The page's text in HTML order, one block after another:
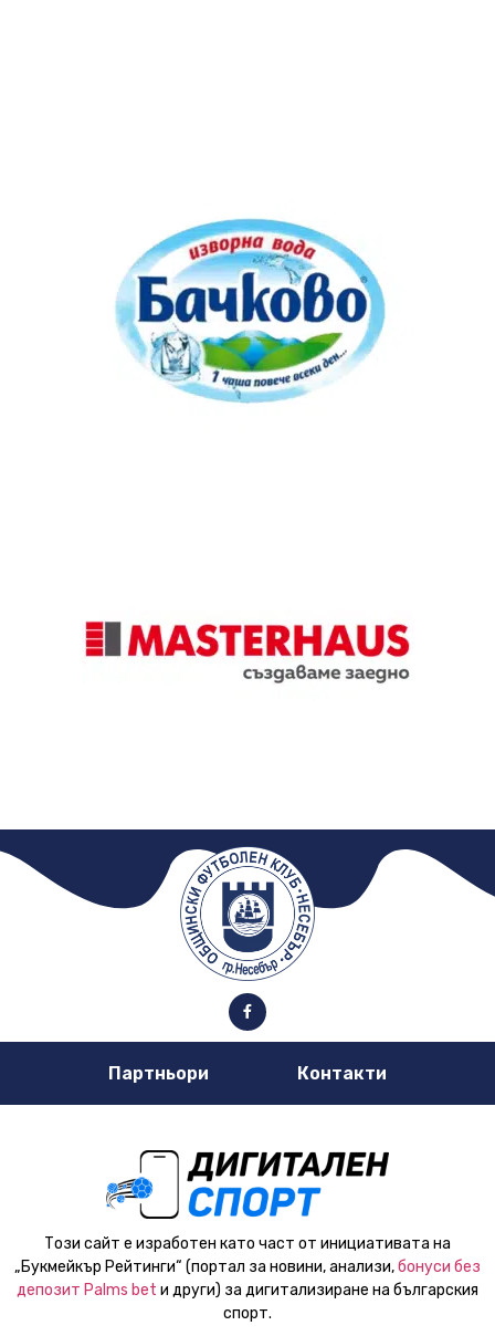
Партньори Контакти
Този сайт е изработен като част от инициативата на
„Букмейкър Рейтинги“ (портал за новини, анализи,бонуси без
депозит Palms bet и други) за дигитализиране на българския
спорт.